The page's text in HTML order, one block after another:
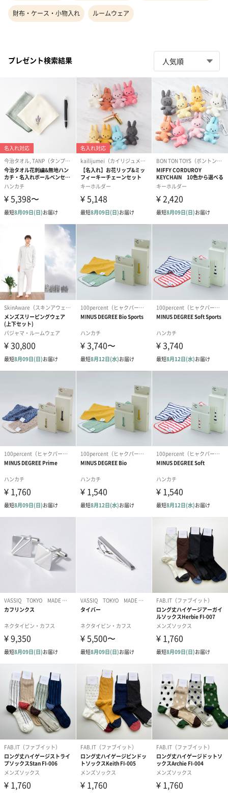
財布・ケース・小物入れ ルームウェア
プレゼント検索結果